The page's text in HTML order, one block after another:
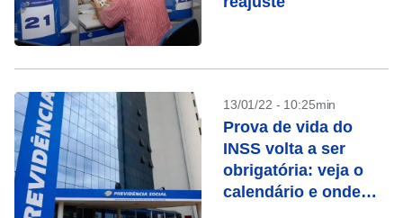
13/01/22 - 10:25min
Prova de vida do
INSS volta a ser
obrigatória: veja o
calendário e onde